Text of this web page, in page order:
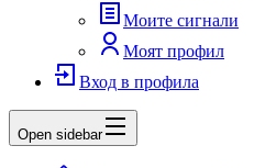
Моите сигнали
Моят профил
Вход в профила
Open sidebar